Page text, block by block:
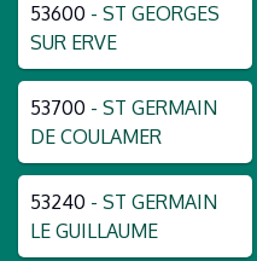
53600 - ST GEORGES
SUR ERVE
53700 - ST GERMAIN
DE COULAMER
53240 - ST GERMAIN
LE GUILLAUME